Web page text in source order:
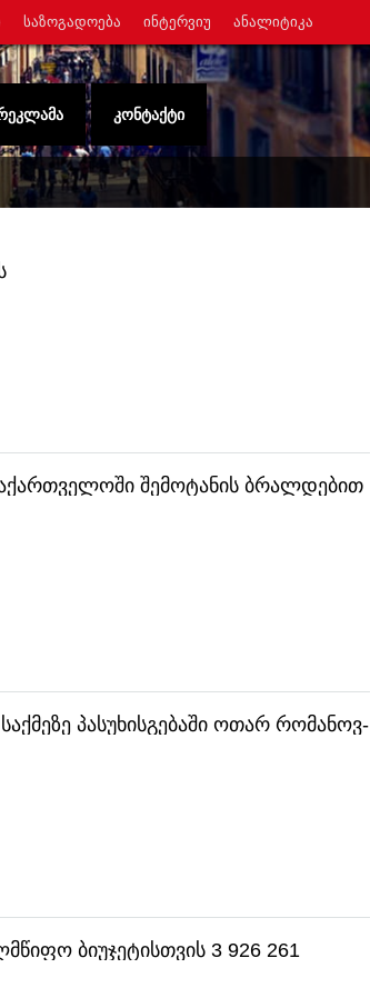
ᲡᲐᲖᲝᲒᲐᲓᲝᲔᲑᲐ ᲘᲜᲢᲔᲠᲕᲘᲣ ᲐᲜᲐᲚᲘᲢᲘᲙᲐ
ᲙᲝᲜᲢᲐᲥᲢᲘ
შემოტანის ბრალდებით
პასუხისგებაში ოთარ რომანოვ-
ბიუჯეტისთვის 3 926 261